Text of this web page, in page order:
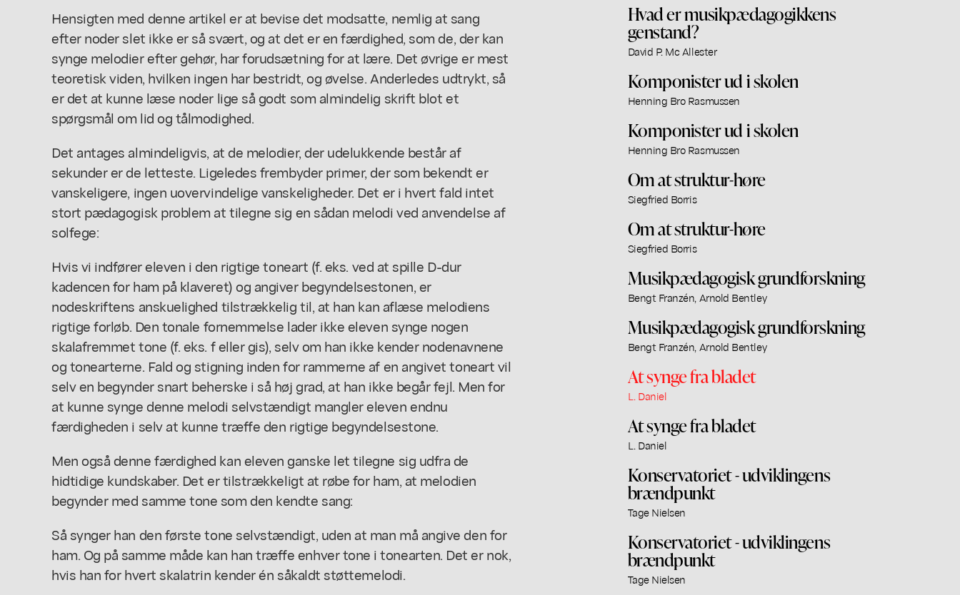
Hensigten med denne artikel er at bevise det modsatte, nemlig at sang
efter noder slet ikke er så svært, og at det er en færdighed, som de, der kan
synge melodier efter gehør, har forudsætning for at lære. Det øvrige er mest
teoretisk viden, hvilken ingen har bestridt, og øvelse. Anderledes udtrykt, så
er det at kunne læse noder lige så godt som almindelig skrift blot et
spørgsmål om lid og tålmodighed.
Det antages almindeligvis, at de melodier, der udelukkende består af
sekunder er de letteste. Ligeledes frembyder primer, der som bekendt er
vanskeligere, ingen uovervindelige vanskeligheder. Det er i hvert fald intet
stort pædagogisk problem at tilegne sig en sådan melodi ved anvendelse af
solfege:
Hvis vi indfører eleven i den rigtige toneart (f. eks. ved at spille D-dur
kadencen for ham på klaveret) og angiver begyndelsestonen, er
nodeskriftens anskuelighed tilstrækkelig til, at han kan aflæse melodiens
rigtige forløb. Den tonale fornemmelse lader ikke eleven synge nogen
skalafremmet tone (f. eks. f eller gis), selv om han ikke kender nodenavnene
og tonearterne. Fald og stigning inden for rammerne af en angivet toneart vil
selv en begynder snart beherske i så høj grad, at han ikke begår fejl. Men for
at kunne synge denne melodi selvstændigt mangler eleven endnu
færdigheden i selv at kunne træffe den rigtige begyndelsestone.
Men også denne færdighed kan eleven ganske let tilegne sig udfra de
hidtidige kundskaber. Det er tilstrækkeligt at røbe for ham, at melodien
begynder med samme tone som den kendte sang:
Så synger han den første tone selvstændigt, uden at man må angive den for
ham. Og på samme måde kan han træffe enhver tone i tonearten. Det er nok,
hvis han for hvert skalatrin kender én såkaldt støttemelodi.
Hvad er musikpædagogikkens
genstand?
David P. Mc Allester
Komponister ud i skolen
Henning Bro Rasmussen
Komponister ud i skolen
Henning Bro Rasmussen
Om at struktur-høre
Siegfried Borris
Om at struktur-høre
Siegfried Borris
Musikpædagogisk grundforskning
Bengt Franzén, Arnold Bentley
Musikpædagogisk grundforskning
Bengt Franzén, Arnold Bentley
At synge fra bladet
L. Daniel
At synge fra bladet
L. Daniel
Konservatoriet - udviklingens
brændpunkt
Tage Nielsen
Konservatoriet - udviklingens
brændpunkt
Tage Nielsen